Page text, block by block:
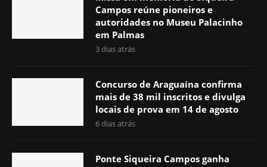
Campos reúne pioneiros e
autoridades no Museu Palacinho
em Palmas
3 dias atrás
Concurso de Araguaína confirma
mais de 38 mil inscritos e divulga
locais de prova em 14 de agosto
6 dias atrás
Ponte Siqueira Campos ganha